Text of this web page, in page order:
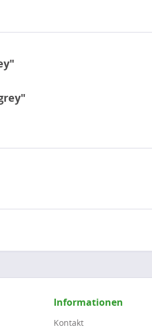
Informationen
Kontakt